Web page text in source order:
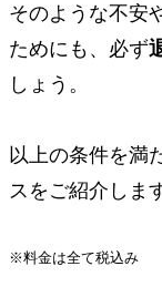
そのような不安
ためにも、必ず
しょう。
以上の条件を満
スをご紹介しま
※料金は全て税込み